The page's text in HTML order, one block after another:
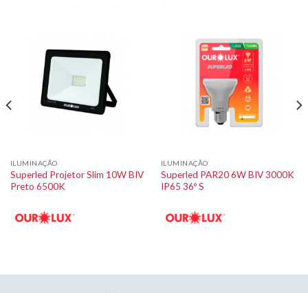
ILUMINAÇÃO
Superled Projetor Slim 10W BIV
Preto 6500K
ILUMINAÇÃO
Superled PAR20 6W BIV 3000K
IP65 36º S